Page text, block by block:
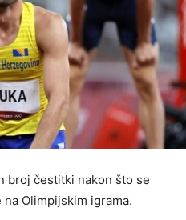
broj čestitki nakon što se
Olimpijskim igrama.